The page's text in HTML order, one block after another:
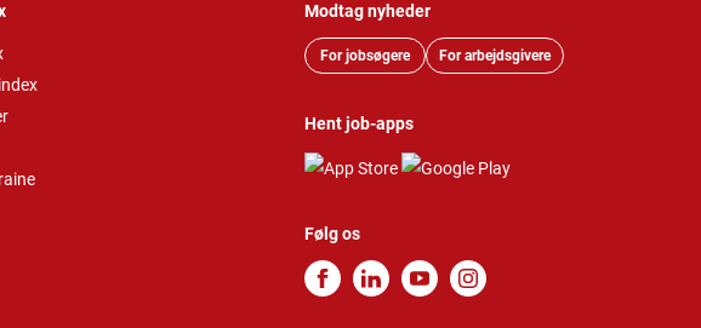
Modtag nyheder
For jobsøgere For arbejdsgivere
Hent job-apps
Følg os